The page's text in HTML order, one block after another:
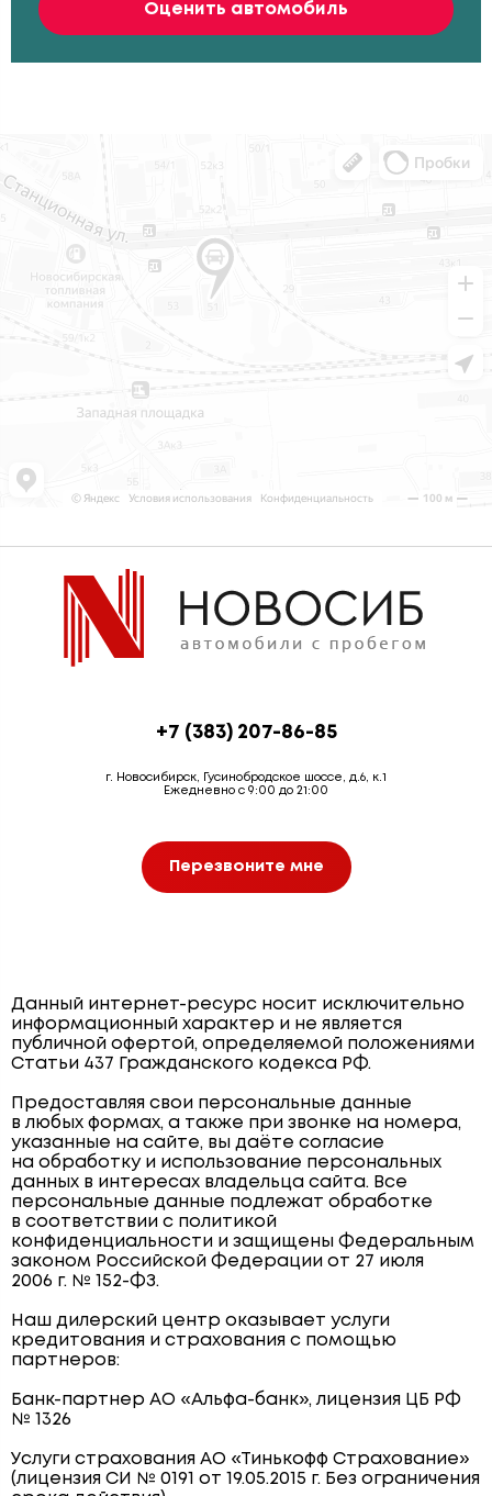
Оценить автомобиль
+7 (383) 207-86-85
г. Новосибирск, Гусинобродское шоссе, д.6, к.1
Ежедневно с 9:00 до 21:00
Перезвоните мне
Данный интернет-ресурс носит исключительно
информационный характер и не является
публичной офертой, определяемой положениями
Статьи 437 Гражданского кодекса РФ.
Предоставляя свои персональные данные
в любых формах, а также при звонке на номера,
указанные на сайте, вы даёте согласие
на обработку и использование персональных
данных в интересах владельца сайта. Все
персональные данные подлежат обработке
в соответствии с политикой
конфиденциальности и защищены Федеральным
законом Российской Федерации от 27 июля
2006 г. № 152-ФЗ.
Наш дилерский центр оказывает услуги
кредитования и страхования с помощью
партнеров:
Банк-партнер АО «Альфа-банк», лицензия ЦБ РФ
№ 1326
Услуги страхования АО «Тинькофф Страхование»
(лицензия СИ № 0191 от 19.05.2015 г. Без ограничения